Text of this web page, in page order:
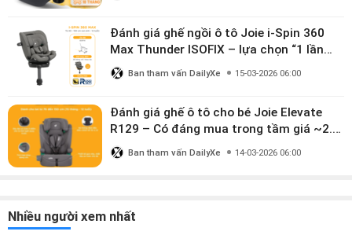
Đánh giá ghế ngồi ô tô Joie i-Spin 360
Max Thunder ISOFIX – lựa chọn “1 lần
dùng đến 12 năm” có đáng giá gần 9
triệu?
Ban tham vấn DailyXe 15-03-2026 06:00
Đánh giá ghế ô tô cho bé Joie Elevate
R129 – Có đáng mua trong tầm giá ~2.8
triệu?
Ban tham vấn DailyXe 14-03-2026 06:00
Nhiều người xem nhất